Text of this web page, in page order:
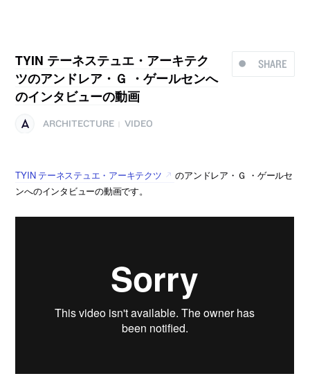
SHARE
TYIN テーネステュエ・アーキテク
ツのアンドレア・Ｇ ・ゲールセンへ
のインタビューの動画
ARCHITECTURE VIDEO
TYIN テーネステュエ・アーキテクツ
のアンドレア・Ｇ ・ゲールセ
ンへのインタビューの動画です。